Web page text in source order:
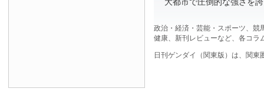
政治・経済・芸能・スポーツ、競
健康、新刊レビューなど、各コラ
日刊ゲンダイ（関東版）は、関